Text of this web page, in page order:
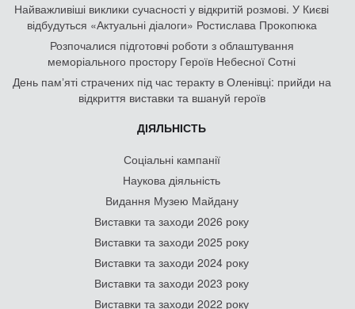
Найважливіші виклики сучасності у відкритій розмові. У Києві
відбудуться «Актуальні діалоги» Ростислава Прокопюка
Розпочалися підготовчі роботи з облаштування
меморіального простору Героїв Небесної Сотні
День памʼяті страчених під час теракту в Оленівці: прийди на
відкриття виставки та вшануй героїв
ДІЯЛЬНІСТЬ
Соціальні кампанії
Наукова діяльність
Видання Музею Майдану
Виставки та заходи 2026 року
Виставки та заходи 2025 року
Виставки та заходи 2024 року
Виставки та заходи 2023 року
Виставки та заходи 2022 року